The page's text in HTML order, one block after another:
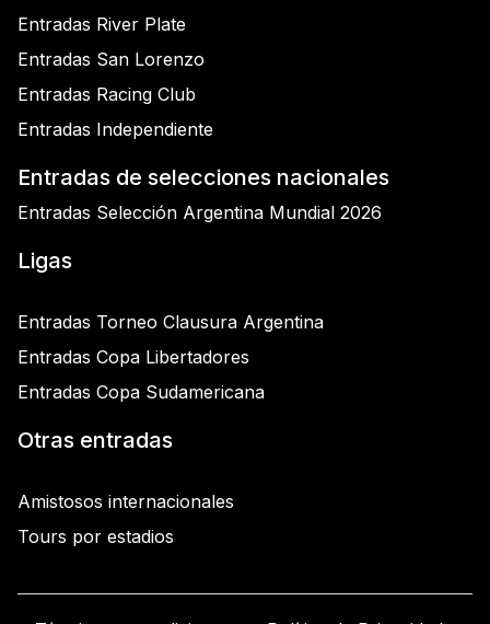
Entradas River Plate
Entradas San Lorenzo
Entradas Racing Club
Entradas Independiente
Entradas de selecciones nacionales
Entradas Selección Argentina Mundial 2026
Ligas
Entradas Torneo Clausura Argentina
Entradas Copa Libertadores
Entradas Copa Sudamericana
Otras entradas
Amistosos internacionales
Tours por estadios